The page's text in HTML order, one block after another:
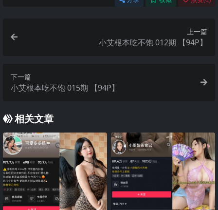
上一篇
小艾根本吃不饱 012期 【94P】
下一篇
小艾根本吃不饱 015期 【94P】
相关文章